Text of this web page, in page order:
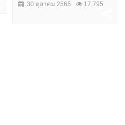
30 ตุลาคม 2565 17,795